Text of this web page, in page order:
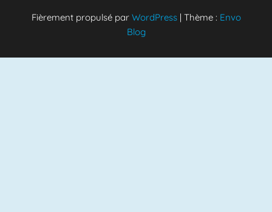
Fièrement propulsé par WordPress | Thème : Envo
Blog